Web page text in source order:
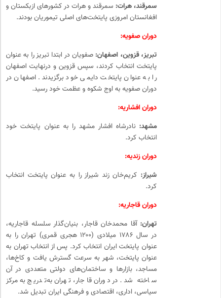
سمرقند، هرات: سمرقند و هرات در کشورهای ازبکستان و
افغانستان امروزی پایتخت‌های اصلی تیموریان بودند.
دوران صفویه:
تبریز، قزوین، اصفهان: صفویان در ابتدا تبریز را به عنوان
پایتخت انتخاب کردند، سپس قزوین و درنهایت اصفهان
را به عنوان پایتخت دایمی خود برگزیدند. اصفهان در
دوران صفویه به اوج شکوه و عظمت خود رسید.
دوران افشاریه:
مشهد: نادرشاه افشار مشهد را به عنوان پایتخت خود
انتخاب کرد.
دوران زندیه:
شیراز: کریم‌خان زند شیراز را به عنوان پایتخت انتخاب
کرد.
دوران قاجاریه:
تهران: آقا محمدخان قاجار، بنیان‌گذار سلسله قاجاریه،
در سال ۱۷۸۶ میلادی (۱۲۰۰ هجری قمری) تهران را به
عنوان پایتخت ایران انتخاب کرد. پس از انتخاب تهران به
عنوان پایتخت، شهر به سرعت گسترش یافت و کاخ‌ها،
مساجد، بازارها و ساختمان‌های دولتی متعددی در آن
ساخته شد. در دوران قاجار، تهران به‌تدریج به مرکز
سیاسی، اداری، اقتصادی و فرهنگی ایران تبدیل شد.